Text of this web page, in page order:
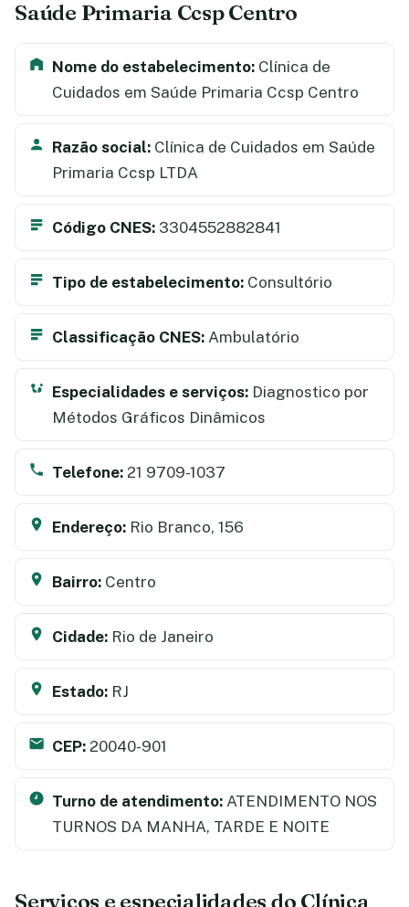
Saúde Primaria Ccsp Centro
Nome do estabelecimento: Clínica de
Cuidados em Saúde Primaria Ccsp Centro
Razão social: Clínica de Cuidados em Saúde
Primaria Ccsp LTDA
Código CNES: 3304552882841
Tipo de estabelecimento: Consultório
Classificação CNES: Ambulatório
Especialidades e serviços: Diagnostico por
Métodos Gráficos Dinâmicos
Telefone: 21 9709-1037
Endereço: Rio Branco, 156
Bairro: Centro
Cidade: Rio de Janeiro
Estado: RJ
CEP: 20040-901
Turno de atendimento: ATENDIMENTO NOS
TURNOS DA MANHA, TARDE E NOITE
Serviços e especialidades do Clínica